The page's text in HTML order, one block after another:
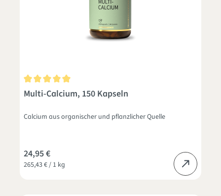
Durchschnittliche Bewertung von 5 von 5 Sternen
Multi-Calcium, 150 Kapseln
Calcium aus organischer und pflanzlicher Quelle
265,43 € / 1 kg
24,95 €